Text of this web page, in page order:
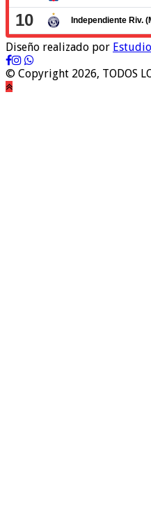
Diseño realizado por
© Copyright 2026, TODOS